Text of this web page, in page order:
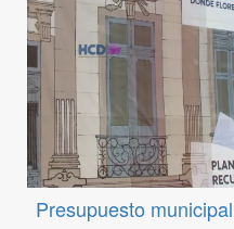
Presupuesto